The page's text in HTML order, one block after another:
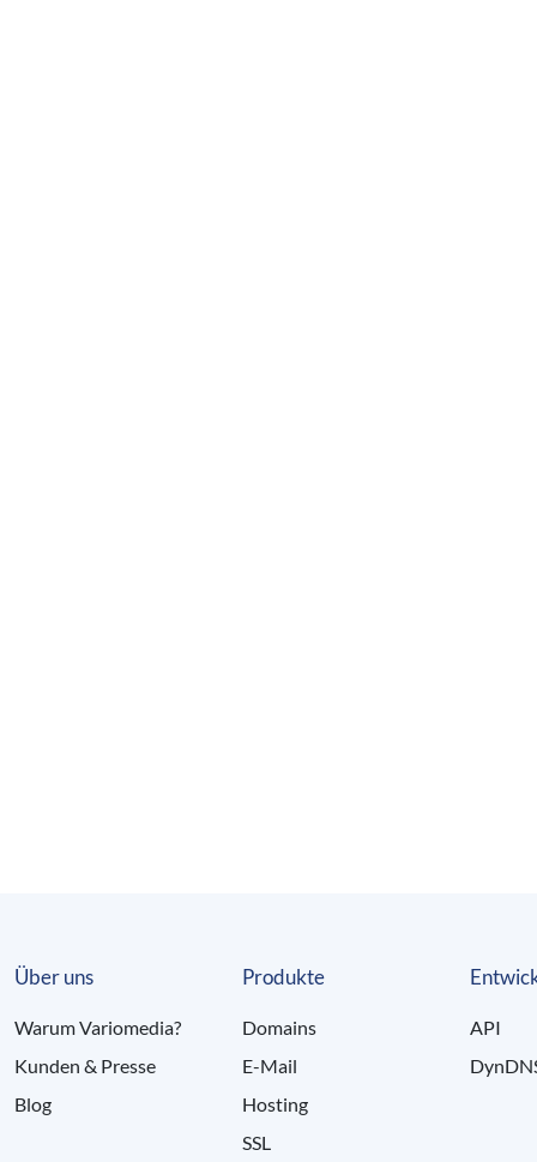
Über uns
Warum Variomedia?
Kunden & Presse
Blog
Produkte
Domains
E-Mail
Hosting
SSL
API